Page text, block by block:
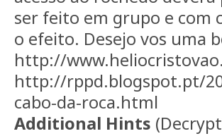
ser feito em grupo e com
o efeito. Desejo vos uma
http://
http://rppd.blogspot.pt/
cabo-da-roca.html
Additional Hints (Decrypt